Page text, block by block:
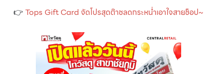
👉 Tops Gift Card จัดโปรสุดต๊าชลดกระหน่ำเอาใจสายช็อป~